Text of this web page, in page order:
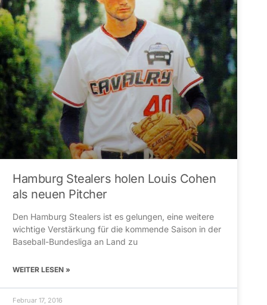
Hamburg Stealers holen Louis Cohen
als neuen Pitcher
Den Hamburg Stealers ist es gelungen, eine weitere
wichtige Verstärkung für die kommende Saison in der
Baseball-Bundesliga an Land zu
WEITER LESEN »
Februar 17, 2016